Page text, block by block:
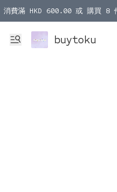
消費滿 HKD 600.00 或 購買 8
消費滿 HKD 1000.00 或 購買
buytoku